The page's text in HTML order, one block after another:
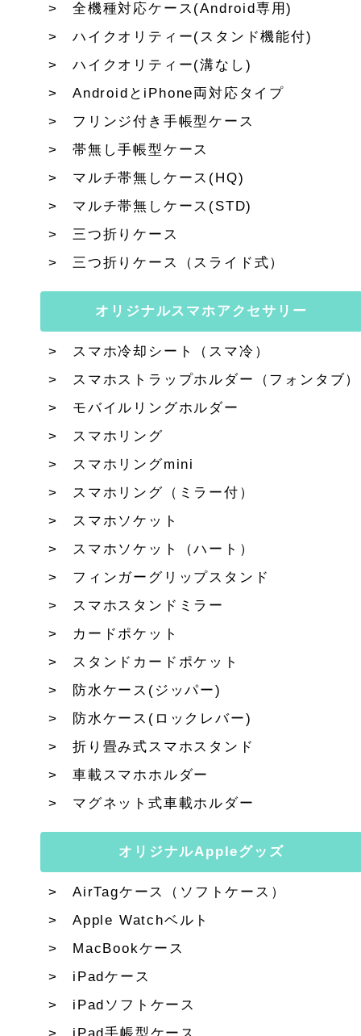
全機種対応ケース(Android専用)
ハイクオリティー(スタンド機能付)
ハイクオリティー(溝なし)
AndroidとiPhone両対応タイプ
フリンジ付き手帳型ケース
帯無し手帳型ケース
マルチ帯無しケース(HQ)
マルチ帯無しケース(STD)
三つ折りケース
三つ折りケース（スライド式）
オリジナルスマホアクセサリー
スマホ冷却シート（スマ冷）
スマホストラップホルダー（フォンタブ）
モバイルリングホルダー
スマホリング
スマホリングmini
スマホリング（ミラー付）
スマホソケット
スマホソケット（ハート）
フィンガーグリップスタンド
スマホスタンドミラー
カードポケット
スタンドカードポケット
防水ケース(ジッパー)
防水ケース(ロックレバー)
折り畳み式スマホスタンド
車載スマホホルダー
マグネット式車載ホルダー
オリジナルAppleグッズ
AirTagケース（ソフトケース）
Apple Watchベルト
MacBookケース
iPadケース
iPadソフトケース